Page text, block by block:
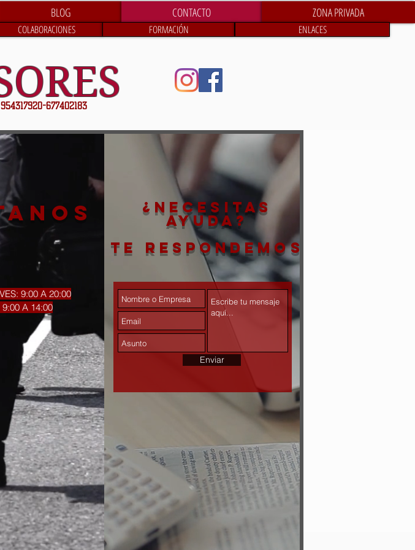
BLOG CONTACTO ZONA PRIVADA
COLABORACIONES FORMACIÓN ENLACES
677402183
9:00 A 20:00
9:00 A 14:00
¿NECESITAS
AYUDA?
TE RESPONDEMOS
Enviar